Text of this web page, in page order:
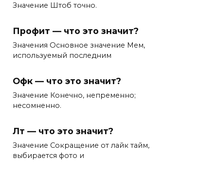
Значение Штоб точно.
Профит — что это значит?
Значения Основное значение Мем,
используемый последним
Офк — что это значит?
Значение Конечно, непременно;
несомненно.
Лт — что это значит?
Значение Сокращение от лайк тайм,
выбирается фото и